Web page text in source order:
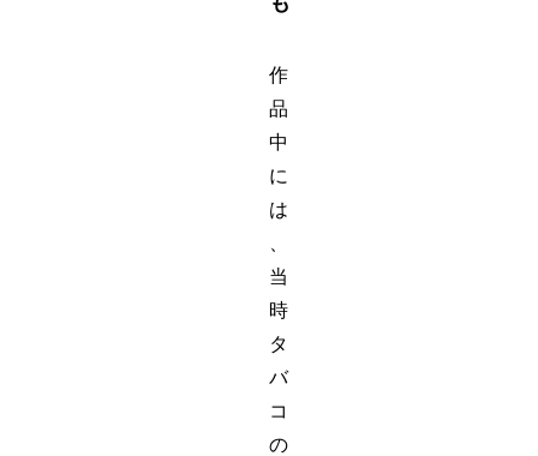
作
品
中
に
は
当
時
タ
バ
コ
の